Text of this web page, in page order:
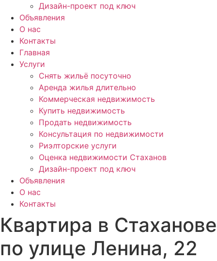
Дизайн-проект под ключ
Объявления
О нас
Контакты
Главная
Услуги
Снять жильё посуточно
Аренда жилья длительно
Коммерческая недвижимость
Купить недвижимость
Продать недвижимость
Консультация по недвижимости
Риэлторские услуги
Оценка недвижимости Стаханов
Дизайн-проект под ключ
Объявления
О нас
Контакты
Квартира в Стаханове
по улице Ленина, 22